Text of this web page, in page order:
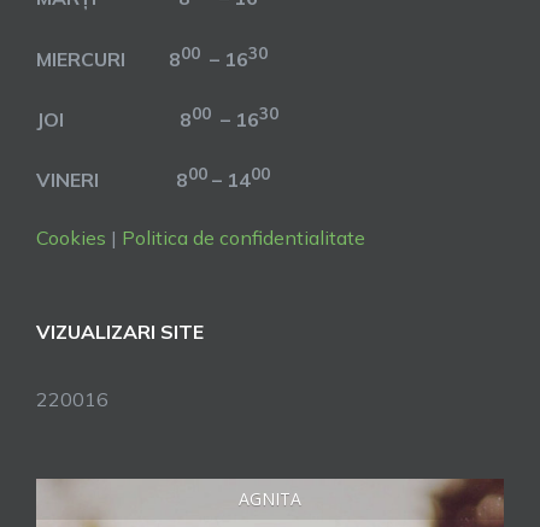
MIERCURI 800 – 1630
JOI 800 – 1630
VINERI 800 – 1400
Cookies | Politica de confidentialitate
VIZUALIZARI SITE
220016
AGNITA